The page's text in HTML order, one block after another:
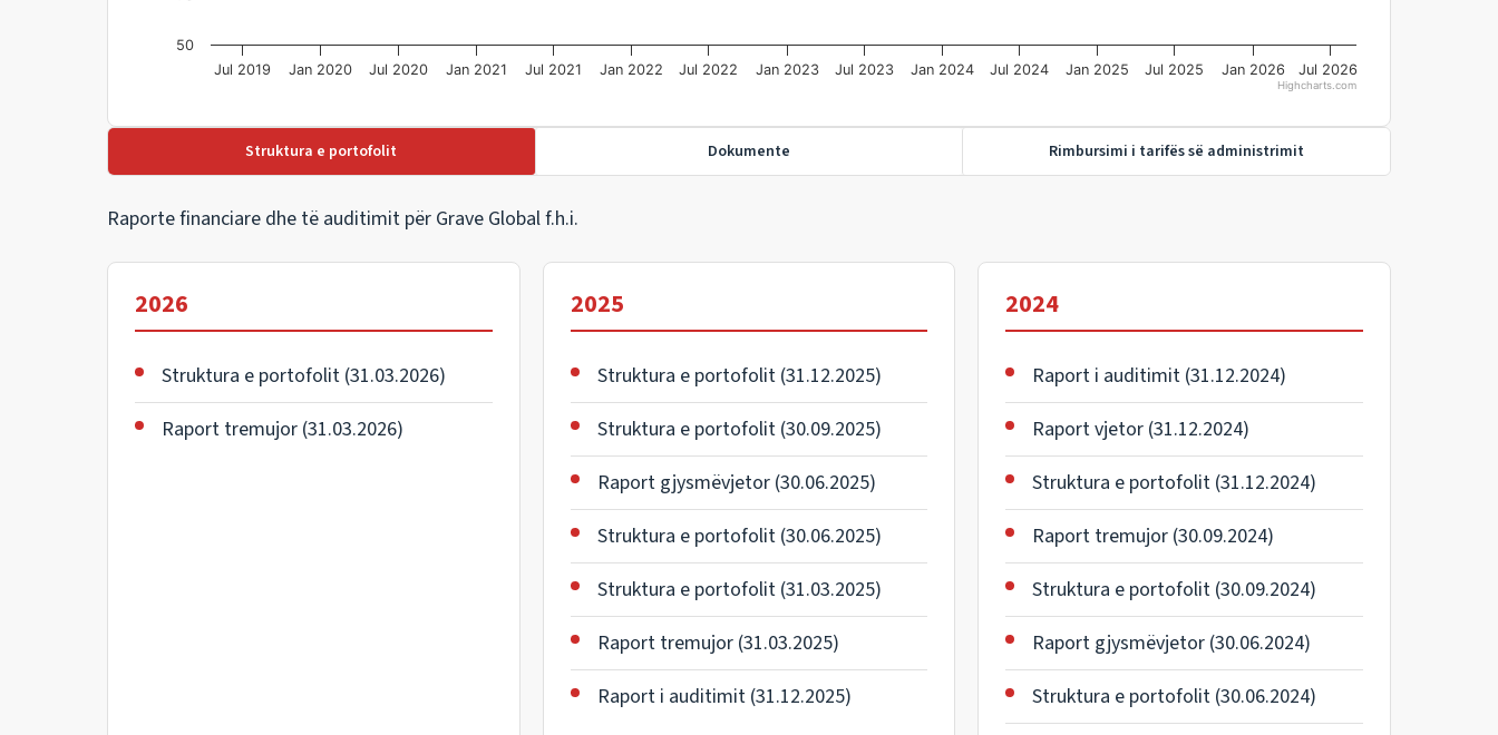
Jul 2019 Jan 2020 Jul 2020 Jan 2021 Jul 2021 Jan 2022 Jul 2022 Jan 2023 Jul 2023 Jan 2024 Jul 2024 Jan 2025 Jul 2025 Jan 2026 Jul 2026
50
Highcharts.com
Struktura e portofolit Dokumente Rimbursimi i tarifës së administrimit
Raporte financiare dhe të auditimit për Grave Global f.h.i.
2026
Struktura e portofolit (31.03.2026)
Raport tremujor (31.03.2026)
2025
Struktura e portofolit (31.12.2025)
Struktura e portofolit (30.09.2025)
Raport gjysmëvjetor (30.06.2025)
Struktura e portofolit (30.06.2025)
Struktura e portofolit (31.03.2025)
Raport tremujor (31.03.2025)
Raport i auditimit (31.12.2025)
2024
Raport i auditimit (31.12.2024)
Raport vjetor (31.12.2024)
Struktura e portofolit (31.12.2024)
Raport tremujor (30.09.2024)
Struktura e portofolit (30.09.2024)
Raport gjysmëvjetor (30.06.2024)
Struktura e portofolit (30.06.2024)